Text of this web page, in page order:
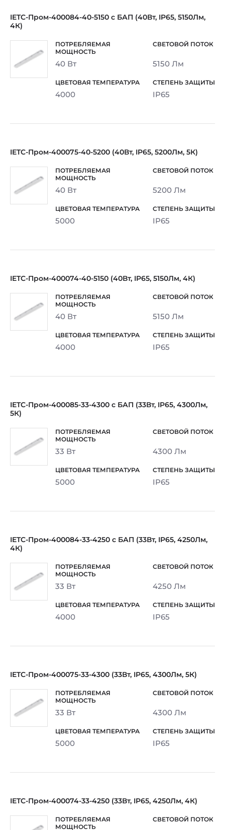
IETC-Пром-400084-40-5150 с БАП (40Вт, IP65, 5150Лм,
4К)
40 Вт 5150 Лм
4000 IP65
IETC-Пром-400075-40-5200 (40Вт, IP65, 5200Лм, 5К)
40 Вт 5200 Лм
5000 IP65
IETC-Пром-400074-40-5150 (40Вт, IP65, 5150Лм, 4К)
40 Вт 5150 Лм
4000 IP65
IETC-Пром-400085-33-4300 с БАП (33Вт, IP65, 4300Лм,
5К)
33 Вт 4300 Лм
5000 IP65
IETC-Пром-400084-33-4250 с БАП (33Вт, IP65, 4250Лм,
4К)
33 Вт 4250 Лм
4000 IP65
IETC-Пром-400075-33-4300 (33Вт, IP65, 4300Лм, 5К)
33 Вт 4300 Лм
5000 IP65
IETC-Пром-400074-33-4250 (33Вт, IP65, 4250Лм, 4К)